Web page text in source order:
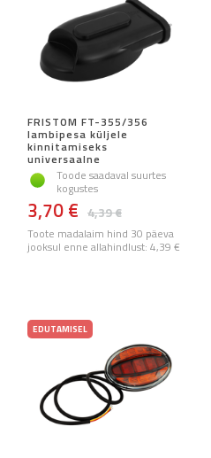
FRISTOM FT-355/356
lambipesa küljele
kinnitamiseks
universaalne
Toode saadaval suurtes
kogustes
4,39 €
3,70 €
Toote madalaim hind 30 päeva
jooksul enne allahindlust: 4,39 €
EDUTAMISEL